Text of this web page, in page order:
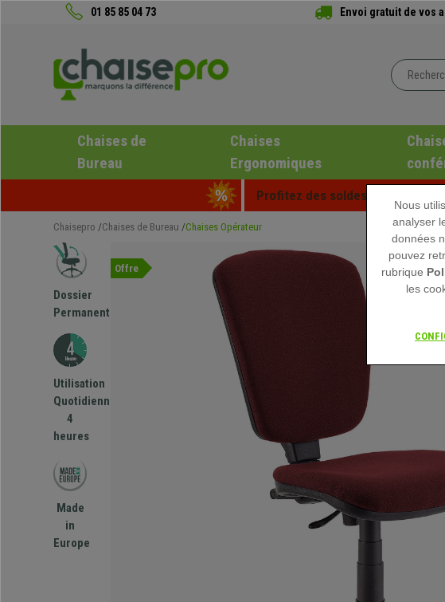
01 85 85 04 73 Envoi gratuit de vos
Chaises de
Bureau
Chaises
Ergonomiques
Profitez des soldes d'été chez
Chaisepro Chaises de Bureau Chaises Opérateur
Dossier
Permanent
Utilisation
Quotidienne
4
heures
Made
in
Europe
Offre
Nous
analyser
données
pouvez
rubrique
les